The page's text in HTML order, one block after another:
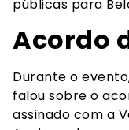
públicas para
Acordo
Durante o
falou sobre o
assinado com a